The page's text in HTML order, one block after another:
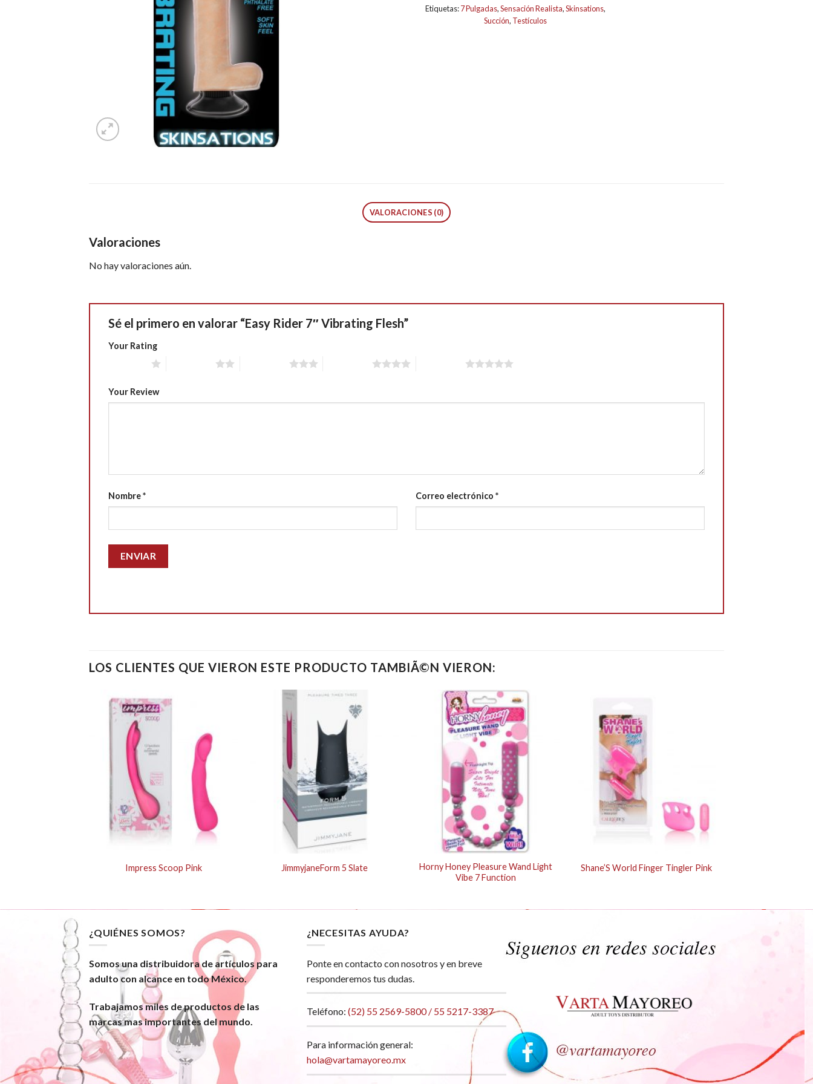
Etiquetas:7 Pulgadas,Sensación Realista,Skinsations,
Succión, Testículos
VALORACIONES (0)
Valoraciones
No hay valoraciones aún.
Sé el primero en valorar “Easy Rider 7″ Vibrating Flesh”
Your Rating
Your Review
Nombre* Correo electrónico *
LOS CLIENTES QUE VIERON ESTE PRODUCTO TAMBIÃ©N VIERON:
Impress Scoop Pink JimmyjaneForm 5 Slate
Horny Honey Pleasure Wand Light
Vibe 7 Function
Shane’S World Finger Tingler Pink
¿QUIÉNES SOMOS?
Somos una distribuidora de artículos para
adulto con alcance en todo México.
Trabajamos miles de productos de las
marcas mas importantes del mundo.
¿NECESITAS AYUDA?
Ponte en contacto con nosotros y en breve
responderemos tus dudas.
Teléfono: (52) 55 2569-5800 / 55 5217-3387
Para información general:
hola@vartamayoreo.mx